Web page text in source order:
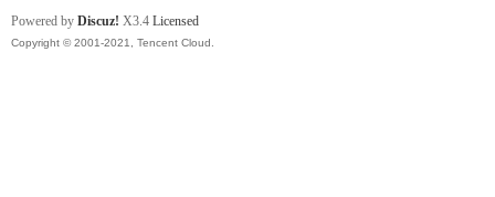
Powered by Discuz! X3.4 Licensed
Copyright © 2001-2021, Tencent Cloud.